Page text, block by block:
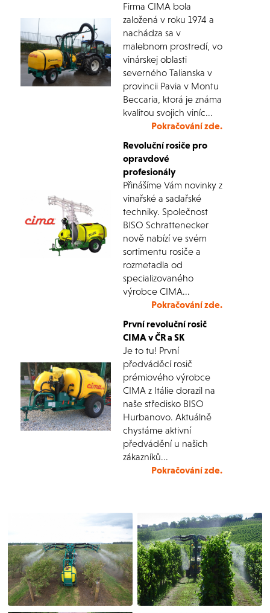
Firma CIMA bola
založená v roku 1974 a
nachádza sa v
malebnom prostredí, vo
vinárskej oblasti
severného Talianska v
provincii Pavia v Montu
Beccaria, ktorá je známa
kvalitou svojich viníc...
Pokračování zde.
Revoluční rosiče pro
opravdové
profesionály
Přinášíme Vám novinky z
vinařské a sadařské
techniky. Společnost
BISO Schrattenecker
nově nabízí ve svém
sortimentu rosiče a
rozmetadla od
specializovaného
výrobce CIMA...
Pokračování zde.
První revoluční rosič
CIMA v ČR a SK
Je to tu! První
předváděcí rosič
prémiového výrobce
CIMA z Itálie dorazil na
naše středisko BISO
Hurbanovo. Aktuálně
chystáme aktivní
předvádění u našich
zákazníků...
Pokračování zde.